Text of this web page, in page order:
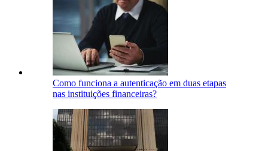
Como funciona a autenticação em duas etapas
nas instituições financeiras?